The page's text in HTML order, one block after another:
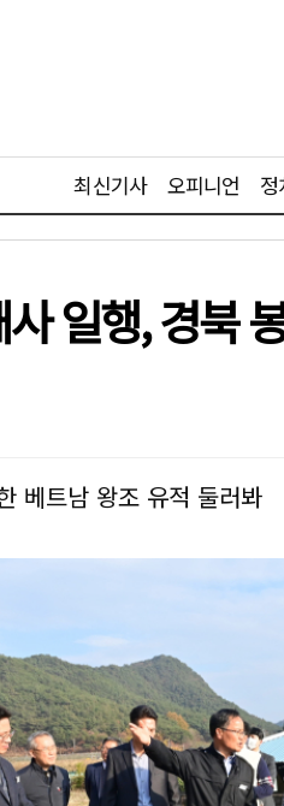
최신기사 오피니언 정
일행, 경북
베트남 왕조 유적 둘러봐